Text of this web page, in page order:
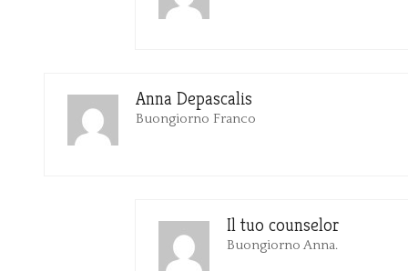
Anna Depascalis
Buongiorno Franco
Il tuo counselor
Buongiorno Anna.